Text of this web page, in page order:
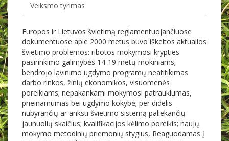
Veiksmo tyrimas
Europos ir Lietuvos švietimą reglamentuojančiuose
dokumentuose apie 2000 metus buvo iškeltos aktualios
švietimo problemos: ribotos mokymosi krypties
pasirinkimo galimybės 14-19 metų mokiniams;
bendrojo lavinimo ugdymo programų neatitikimas
darbo rinkos, žinių ekonomikos, visuomenės
poreikiams; nepakankami mokymosi patrauklumas,
prieinamumas bei ugdymo kokybė; per didelis
nubyrančių ar anksti švietimo sistemą paliekančių
jaunuolių skaičius; kvalifikacijos kėlimo poreikis; naujų
mokymo metodinių priemonių stygius, Reaguodamas į